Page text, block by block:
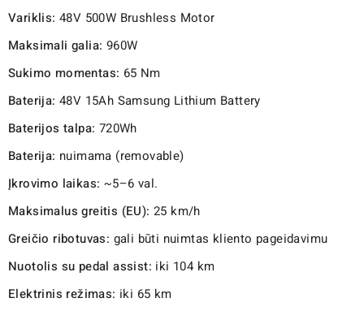
Variklis: 48V 500W Brushless Motor
Maksimali galia: 960W
Sukimo momentas: 65 Nm
Baterija: 48V 15Ah Samsung Lithium Battery
Baterijos talpa: 720Wh
Baterija: nuimama (removable)
Įkrovimo laikas: ~5–6 val.
Maksimalus greitis (EU): 25 km/h
Greičio ribotuvas: gali būti nuimtas kliento pageidavimu
Nuotolis su pedal assist: iki 104 km
Elektrinis režimas: iki 65 km